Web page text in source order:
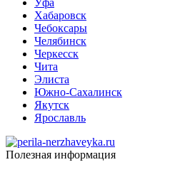
Уфа
Хабаровск
Чебоксары
Челябинск
Черкесск
Чита
Элиста
Южно-Сахалинск
Якутск
Ярославль
Полезная информация